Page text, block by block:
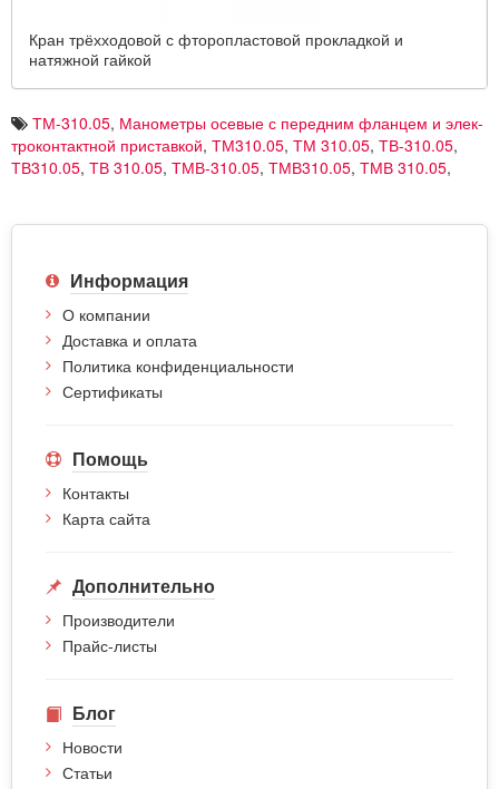
Кран трёхходо­вой с фторопла­сто­вой прокла­д­кой и
натяжной гайкой
ТМ-310.05, Манометры осе­вые с пе­ред­ним флан­цем и элек­
тро­кон­такт­ной приставкой, ТМ310.05, ТМ 310.05, ТВ-310.05,
ТВ310.05, ТВ 310.05, ТМВ-310.05, ТМВ310.05, ТМВ 310.05,
Информация
О компании
Доставка и оплата
Политика конфиденциальности
Сертификаты
Помощь
Контакты
Карта сайта
Дополнительно
Производители
Прайс-листы
Блог
Новости
Статьи